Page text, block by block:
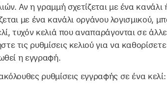
Αν η γραμμή σχετίζεται με ένα
με ένα κανάλι οργάνου λογισμικού,
τυχόν κελιά που αναπαράγονται σε
τις ρυθμίσεις κελιού για να
η εγγραφή.
ρυθμίσεις εγγραφής σε ένα κελί: